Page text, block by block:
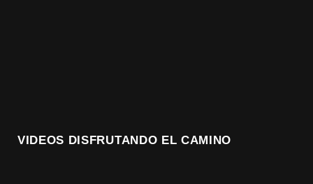
VIDEOS DISFRUTANDO EL CAMINO